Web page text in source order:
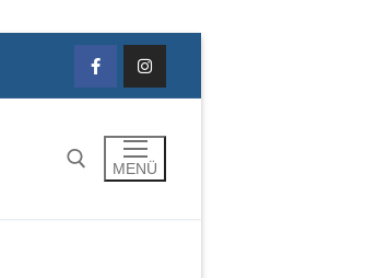
MENÜ